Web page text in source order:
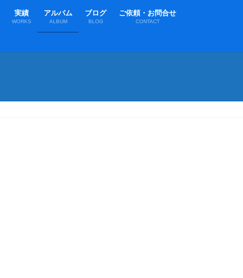
実績
WORKS
アルバム
ALBUM
ブログ
BLOG
ご依頼・お問合せ
CONTACT